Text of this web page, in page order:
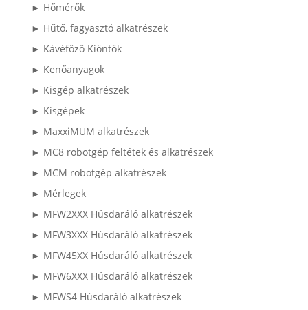
► Hőmérők
► Hűtő, fagyasztó alkatrészek
► Kávéfőző Kiöntők
► Kenőanyagok
► Kisgép alkatrészek
► Kisgépek
► MaxxiMUM alkatrészek
► MC8 robotgép feltétek és alkatrészek
► MCM robotgép alkatrészek
► Mérlegek
► MFW2XXX Húsdaráló alkatrészek
► MFW3XXX Húsdaráló alkatrészek
► MFW45XX Húsdaráló alkatrészek
► MFW6XXX Húsdaráló alkatrészek
► MFWS4 Húsdaráló alkatrészek